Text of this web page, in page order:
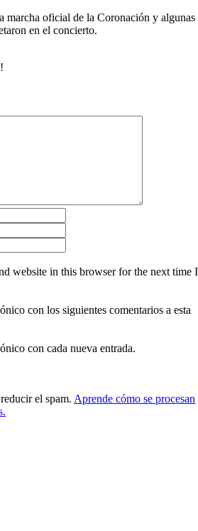
marcha oficial de la Coronación y algunas
en el concierto.
website in this browser for the next time I
con los siguientes comentarios a esta
con cada nueva entrada.
el spam.Aprende cómo se procesan